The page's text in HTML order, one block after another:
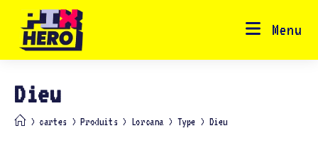
content
Menu
Dieu
> cartes > Produits > Lorcana > Type > Dieu